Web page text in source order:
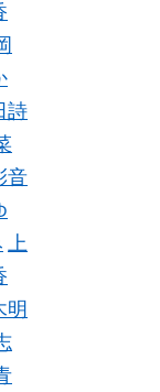
詩
音
上
明